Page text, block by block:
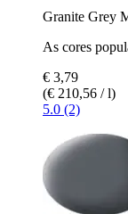
Granite Grey
As cores
€ 3,79
(€ 210,56 / l)
5.0 (2)